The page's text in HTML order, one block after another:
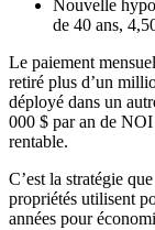
Nouvelle
de 40 ans,
Le paiement
retiré plus d’un
déployé dans un
000 $ par an de NOI
rentable.
C’est la stratégie
propriétés utilisent
années pour